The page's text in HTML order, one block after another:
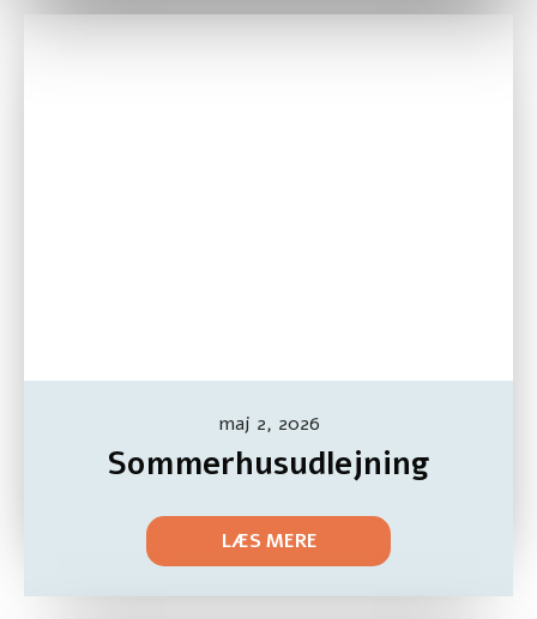
maj 2, 2026
Sommerhusudlejning
LÆS MERE